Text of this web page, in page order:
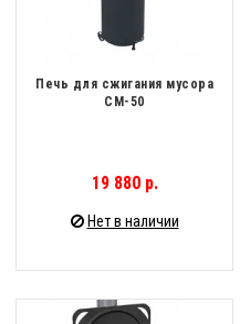
Печь для сжигания мусора
СМ-50
19 880 р.
Нет в наличии